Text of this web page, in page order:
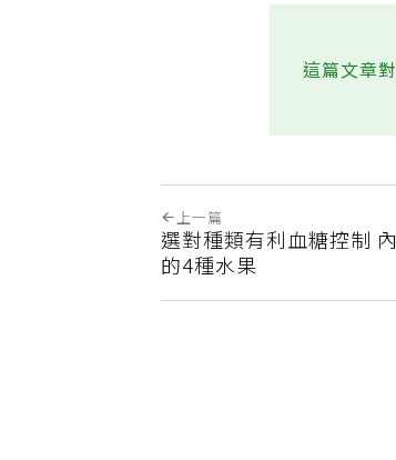
這篇文章
上一篇
選對種類有利血糖控制
的4種水果